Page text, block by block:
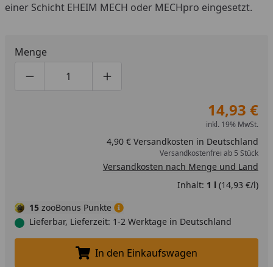
einer Schicht EHEIM MECH oder MECHpro eingesetzt.
Menge
Produktmenge um eins verringern
Produktmenge manuell eingeben
Produktmenge um eins erhöhen
14,93 €
inkl. 19% MwSt.
4,90 € Versandkosten in Deutschland
Versandkostenfrei ab 5 Stück
Versandkosten nach Menge und Land
Inhalt: 1 l (14,93 €/l)
15 zooBonus Punkte
Lieferbar, Lieferzeit: 1-2 Werktage in Deutschland
In den Einkaufswagen legen
In den Einkaufswagen